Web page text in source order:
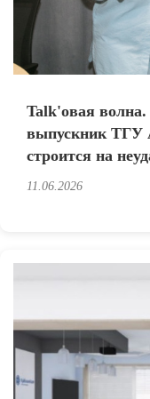
Talk'овая
выпускник ТГУ
строится на
11.06.2026